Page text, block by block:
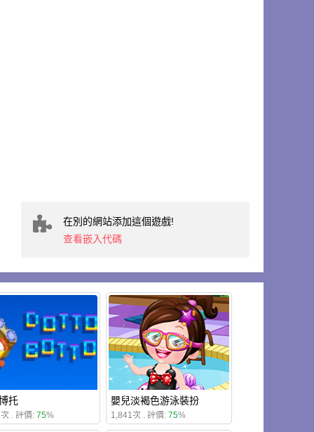
在別的網站添加這個遊戲!
查看嵌入代碼
托
. 評價: 75%
嬰兒淡褐色游泳裝扮
1,841次 . 評價: 75%